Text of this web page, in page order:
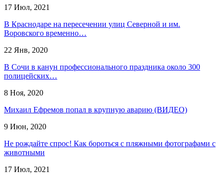
17 Июл, 2021
В Краснодаре на пересечении улиц Северной и им.
Воровского временно…
22 Янв, 2020
В Сочи в канун профессионального праздника около 300
полицейских…
8 Ноя, 2020
Михаил Ефремов попал в крупную аварию (ВИДЕО)
9 Июн, 2020
Не рождайте спрос! Как бороться с пляжными фотографами с
животными
17 Июл, 2021